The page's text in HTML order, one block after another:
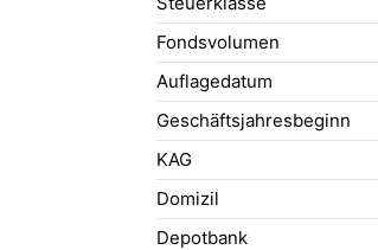
Fondsvolumen
Auflagedatum
Geschäftsjahresbeginn
KAG
Domizil
Depotbank